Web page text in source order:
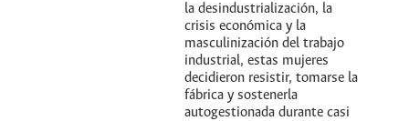
la desindustrialización, la
crisis económica y la
masculinización del trabajo
industrial, estas mujeres
decidieron resistir, tomarse la
fábrica y sostenerla
autogestionada durante casi